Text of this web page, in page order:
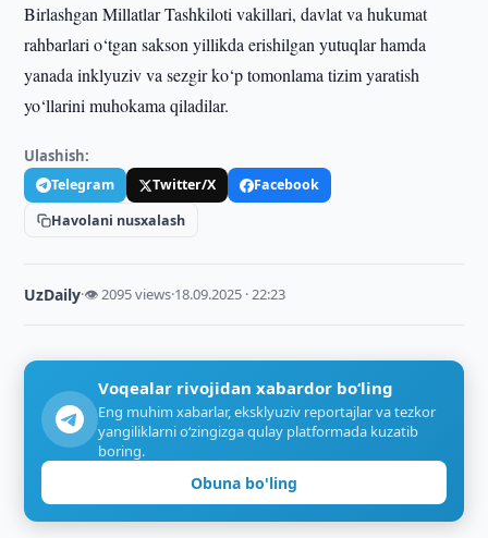
Birlashgan Millatlar Tashkiloti vakillari, davlat va hukumat
rahbarlari o‘tgan sakson yillikda erishilgan yutuqlar hamda
yanada inklyuziv va sezgir ko‘p tomonlama tizim yaratish
yo‘llarini muhokama qiladilar.
Ulashish:
Telegram Twitter/X
Facebook
Havolani nusxalash
UzDaily·👁 2095 views·18.09.2025 · 22:23
Voqealar rivojidan xabardor bo‘ling
Eng muhim xabarlar, eksklyuziv reportajlar va tezkor
yangiliklarni o‘zingizga qulay platformada kuzatib
boring.
Obuna bo'ling